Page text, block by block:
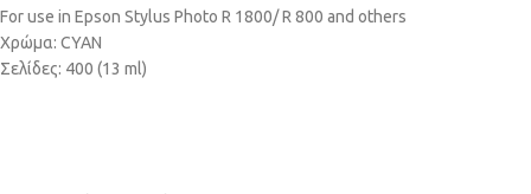
For use in Epson Stylus Photo R 1800/ R 800 and others
Χρώμα: CYAN
Σελίδες: 400 (13 ml)